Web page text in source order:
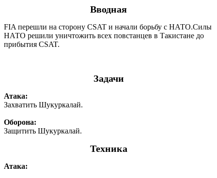
Вводная
FIA перешли на сторону CSAT и начали борьбу с НАТО.Силы
НАТО решили уничтожить всех повстанцев в Такистане до
прибытия CSAT.
Задачи
Атака:
Захватить Шукуркалай.
Оборона:
Защитить Шукуркалай.
Техника
Атака: